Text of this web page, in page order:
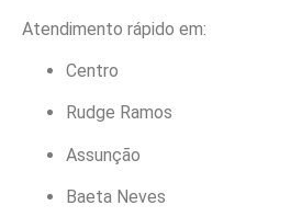
Atendimento rápido em:
Centro
Rudge Ramos
Assunção
Baeta Neves